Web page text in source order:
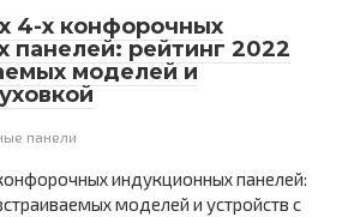
4-х конфорочных
панелей: рейтинг 2022
моделей и
панели
индукционных панелей:
моделей и устройств с